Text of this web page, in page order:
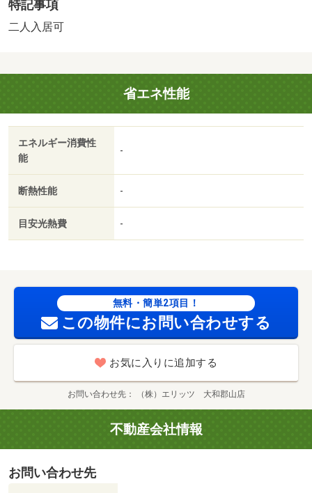
輪場：有
特記事項
二人入居可
省エネ性能
エネルギー消費性
能
-
断熱性能 -
目安光熱費 -
無料・簡単2項目！
この物件にお問い合わせする
お気に入りに追加する
お問い合わせ先 （株）エリッツ 大和郡山店
不動産会社情報
お問い合わせ先